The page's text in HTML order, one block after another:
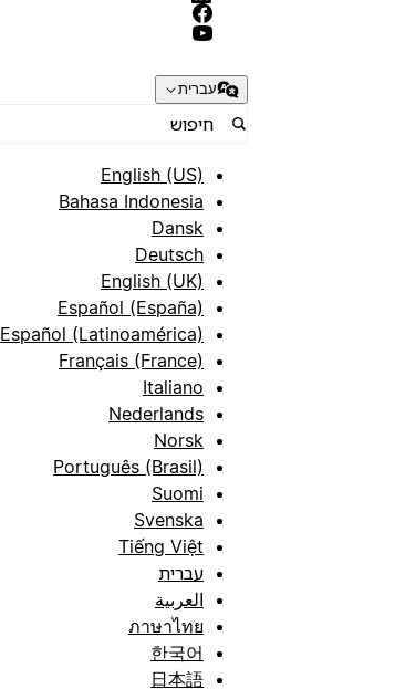
עברית
English (US)
Bahasa Indonesia
Dansk
Deutsch
English (UK)
Español (España)
Español (Latinoamérica)
Français (France)
Italiano
Nederlands
Norsk
Português (Brasil)
Suomi
Svenska
Tiếng Việt
עברית
العربية
ภาษาไทย
한국어
日本語